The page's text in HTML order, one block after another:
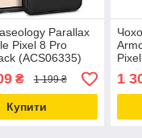
Parallax
Pixel 8 Pro
(ACS06335)
₴ 1 199 ₴
Купити
1